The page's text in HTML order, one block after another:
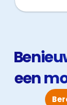
goede
denkt
een